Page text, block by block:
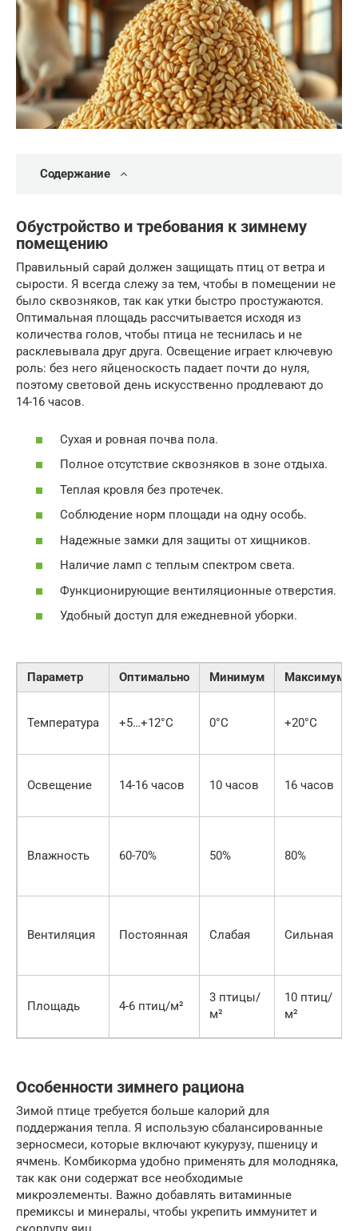
Содержание
Обустройство и требования к зимнему
помещению
Правильный сарай должен защищать птиц от ветра и
сырости. Я всегда слежу за тем, чтобы в помещении не
было сквозняков, так как утки быстро простужаются.
Оптимальная площадь рассчитывается исходя из
количества голов, чтобы птица не теснилась и не
расклевывала друг друга. Освещение играет ключевую
роль: без него яйценоскость падает почти до нуля,
поэтому световой день искусственно продлевают до
14-16 часов.
Сухая и ровная почва пола.
Полное отсутствие сквозняков в зоне отдыха.
Теплая кровля без протечек.
Соблюдение норм площади на одну особь.
Надежные замки для защиты от хищников.
Наличие ламп с теплым спектром света.
Функционирующие вентиляционные отверстия.
Удобный доступ для ежедневной уборки.
Параметр Оптимально Минимум Максимум
Температура +5…+12°C 0°C +20°C
Освещение 14-16 часов 10 часов 16 часов
Влажность 60-70% 50% 80%
Вентиляция Постоянная Слабая Сильная
Площадь 4-6 птиц/м²
3 птицы/
м²
10 птиц/
м²
Особенности зимнего рациона
Зимой птице требуется больше калорий для
поддержания тепла. Я использую сбалансированные
зерносмеси, которые включают кукурузу, пшеницу и
ячмень. Комбикорма удобно применять для молодняка,
так как они содержат все необходимые
микроэлементы. Важно добавлять витаминные
премиксы и минералы, чтобы укрепить иммунитет и